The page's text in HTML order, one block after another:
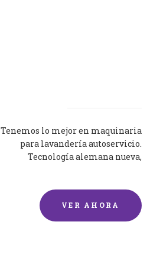
Tenemos lo mejor en maquinaria
para lavandería autoservicio.
Tecnología alemana nueva,
VER AHORA